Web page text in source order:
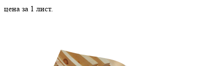
цена за 1 лист.